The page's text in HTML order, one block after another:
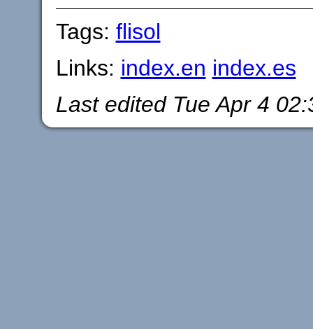
Tags: flisol
Links: index.en index.es
Last edited Tue Apr 4